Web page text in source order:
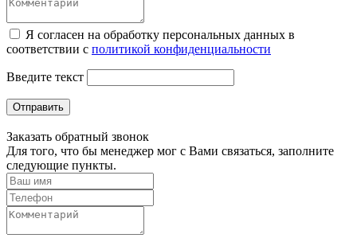
Я согласен на обработку персональных данных в
соответствии с политикой конфиденциальности
Введите текст
Отправить
Заказать обратный звонок
Для того, что бы менеджер мог с Вами связаться, заполните
следующие пункты.